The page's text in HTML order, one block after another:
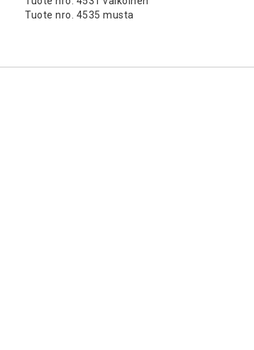
Tuote nro. 4535 musta